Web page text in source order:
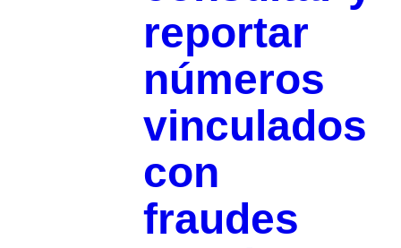
reportar
números
vinculados
con
fraudes